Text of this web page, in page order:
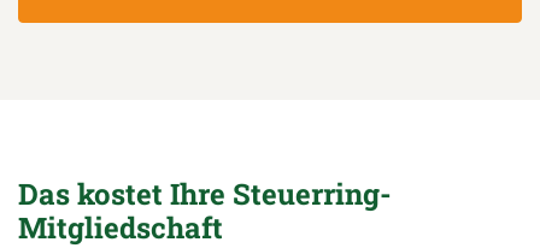
Das kostet Ihre Steuerring-
Mitgliedschaft